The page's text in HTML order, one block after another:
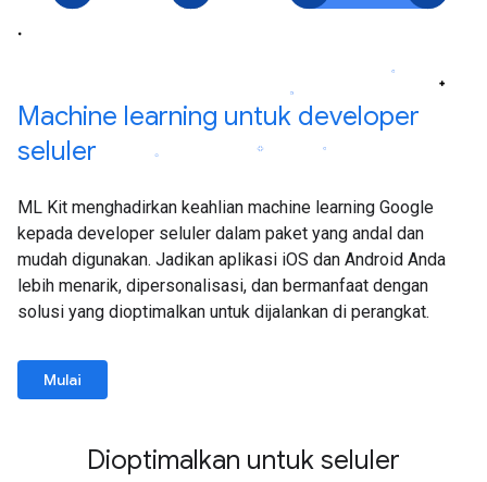
Machine learning untuk developer
seluler
ML Kit menghadirkan keahlian machine learning Google
kepada developer seluler dalam paket yang andal dan
mudah digunakan. Jadikan aplikasi iOS dan Android Anda
lebih menarik, dipersonalisasi, dan bermanfaat dengan
solusi yang dioptimalkan untuk dijalankan di perangkat.
Mulai
Dioptimalkan untuk seluler